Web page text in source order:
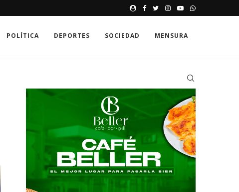
CUANDO LA VANIDAD
POLÍTICA DEPORTES SOCIEDAD MENSURA